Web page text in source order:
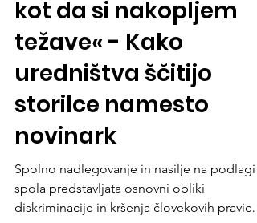
»Bolje, da sem tiho,
kot da si nakopljem
težave« - Kako
uredništva ščitijo
storilce namesto
novinark
Spolno nadlegovanje in nasilje na podlagi